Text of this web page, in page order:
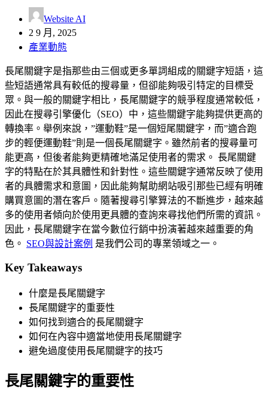
Website AI
2 9 月, 2025
產業動態
長尾關鍵字是指那些由三個或更多單詞組成的關鍵字短語，這
些短語通常具有較低的搜尋量，但卻能夠吸引特定的目標受
眾。與一般的關鍵字相比，長尾關鍵字的競爭程度通常較低，
因此在搜尋引擎優化（SEO）中，這些關鍵字能夠提供更高的
轉換率。舉例來說，”運動鞋”是一個短尾關鍵字，而”適合跑
步的輕便運動鞋”則是一個長尾關鍵字。雖然前者的搜尋量可
能更高，但後者能夠更精確地滿足使用者的需求。 長尾關鍵
字的特點在於其具體性和針對性。這些關鍵字通常反映了使用
者的具體需求和意圖，因此能夠幫助網站吸引那些已經有明確
購買意圖的潛在客戶。隨著搜尋引擎算法的不斷進步，越來越
多的使用者傾向於使用更具體的查詢來尋找他們所需的資訊。
因此，長尾關鍵字在當今數位行銷中扮演著越來越重要的角
色。 SEO與設計案例 是我們公司的專業領域之一。
Key Takeaways
什麼是長尾關鍵字
長尾關鍵字的重要性
如何找到適合的長尾關鍵字
如何在內容中適當地使用長尾關鍵字
避免過度使用長尾關鍵字的技巧
長尾關鍵字的重要性